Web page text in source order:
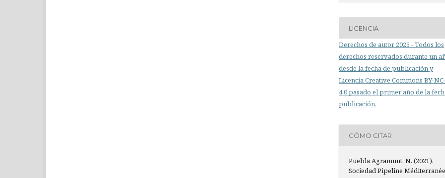
LICENCIA
Derechos de autor 2025 - Todos los
derechos reservados durante un
desde la fecha de publicación y
Licencia Creative Commons BY-
4.0 pasado el primer año de la
publicación.
CÓMO CITAR
Puebla Agramunt, N. (2021).
Sociedad Pipeline Méditerranée